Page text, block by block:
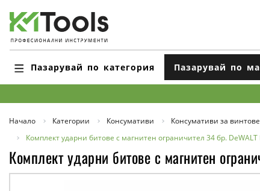
Пазарувай по категория Пазарувай по
Начало Категории Консумативи Консумативи за
Комплект ударни битове с магнитен ограничител 34 бр. DeWALT
Комплект ударни битове с магнитен